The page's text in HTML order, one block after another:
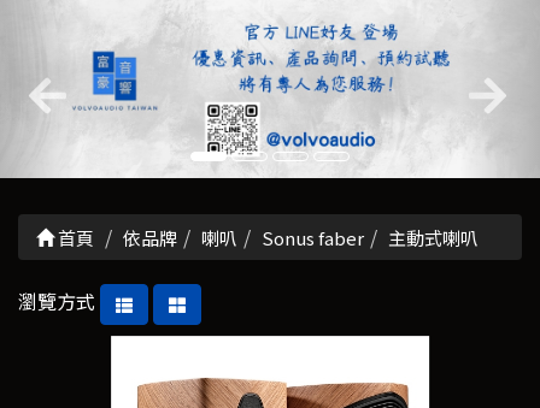
首頁 依品牌 喇叭 Sonus faber 主動式喇叭
瀏覽方式